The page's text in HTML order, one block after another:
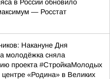
в России обновило
— Росстат
Накануне Дня
молодёжка сняла
проекта #СтройкаМолодых
«Родина» в Великих